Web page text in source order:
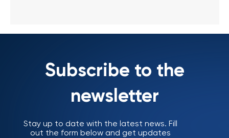
Subscribe to the
newsletter
Stay up to date with the latest news. Fill
out the form below and get updates